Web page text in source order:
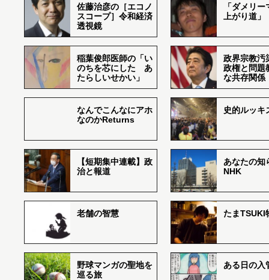
佐藤治彦の［エコノ
スコープ］令和経済
透視鏡
「ダメリ
上がり道」
稲葉俊郎医師の「い
のちを芯にした あ
たらしいせかい」
政界宗教汚
政権と問題
な共存関係
なんでこんなにアホ
なのかReturns
史的ルッキ
【短期集中連載】政
治と報道
あなたの知
NHK
老舗の智慧 たまTSUKI
野球マンガの聖地を
巡る旅
ある日の入